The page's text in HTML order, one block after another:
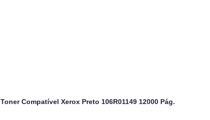
Toner Compatível Xerox Preto 106R01149 12000 Pág.